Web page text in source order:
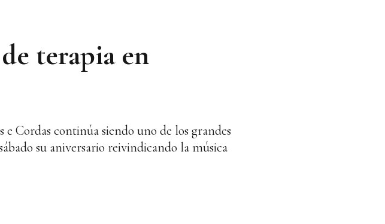
terapia en
Cordas continúa siendo uno de los grandes
su aniversario reivindicando la música